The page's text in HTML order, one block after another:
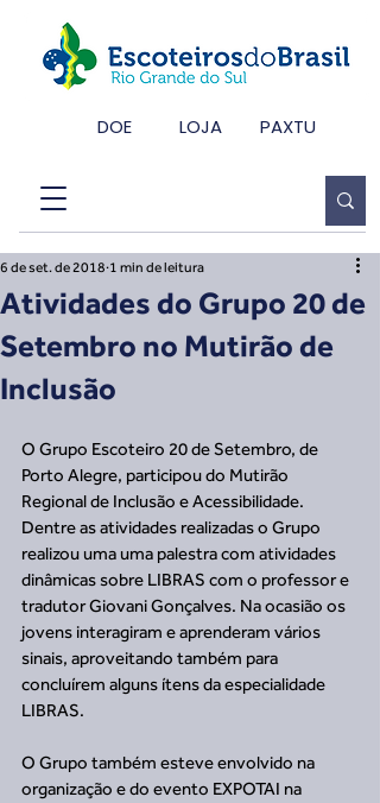
DOE LOJA PAXTU
Atividades do Grupo 20 de
Setembro no Mutirão de
Inclusão
6 de set. de 2018 1 min de leitura
O Grupo Escoteiro 20 de Setembro, de
Porto Alegre, participou do Mutirão
Regional de Inclusão e Acessibilidade.
Dentre as atividades realizadas o Grupo
realizou uma uma palestra com atividades
dinâmicas sobre LIBRAS com o professor e
tradutor Giovani Gonçalves. Na ocasião os
jovens interagiram e aprenderam vários
sinais, aproveitando também para
concluírem alguns ítens da especialidade
LIBRAS.
O Grupo também esteve envolvido na
organização e do evento EXPOTAI na